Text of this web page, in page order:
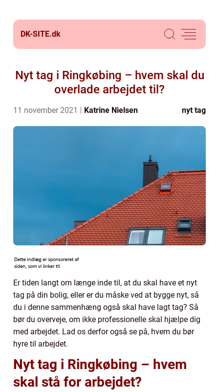
DK-SITE.dk
Nyt tag i Ringkøbing – hvem skal du
overlade arbejdet til?
11 november 2021 Katrine Nielsen nyt tag
Er tiden langt om længe inde til, at du skal have et nyt
tag på din bolig, eller er du måske ved at bygge nyt, så
du i denne sammenhæng også skal have lagt tag? Så
bør du overveje, om ikke professionelle skal hjælpe dig
med arbejdet. Lad os derfor også se på, hvem du bør
hyre til arbejdet.
Nyt tag i Ringkøbing – hvem
skal stå for arbejdet?